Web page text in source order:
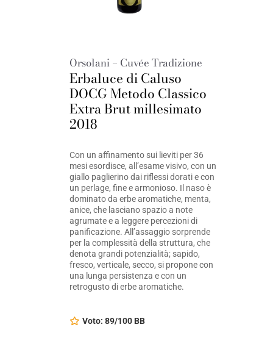
Orsolani – Cuvée Tradizione
Erbaluce di Caluso
DOCG Metodo Classico
Extra Brut millesimato
2018
Con un affinamento sui lieviti per 36
mesi esordisce, all’esame visivo, con un
giallo paglierino dai riflessi dorati e con
un perlage, fine e armonioso. Il naso è
dominato da erbe aromatiche, menta,
anice, che lasciano spazio a note
agrumate e a leggere percezioni di
panificazione. All’assaggio sorprende
per la complessità della struttura, che
denota grandi potenzialità; sapido,
fresco, verticale, secco, si propone con
una lunga persistenza e con un
retrogusto di erbe aromatiche.
Voto: 89/100 BB